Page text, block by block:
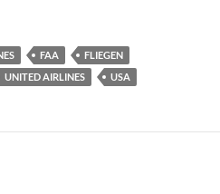
FAA
FLIEGEN
UNITED AIRLINES USA